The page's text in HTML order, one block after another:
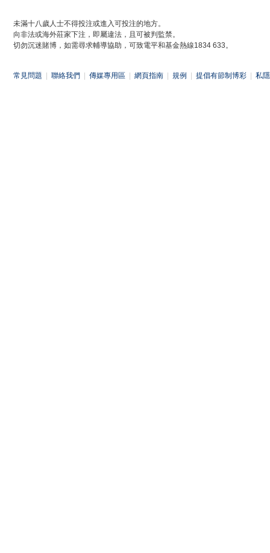
未滿十八歲人士不得投注或進入可投注的地方。
向非法或海外莊家下注，即屬違法，且可被判監禁。
切勿沉迷賭博，如需尋求輔導協助，可致電平和基金熱線1834 633。
常見問題 聯絡我們 傳媒專用區 網頁指南 規例 提倡有節制博彩 私